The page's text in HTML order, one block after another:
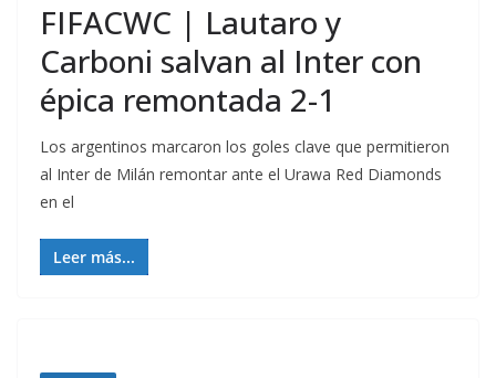
FIFACWC | Lautaro y
Carboni salvan al Inter con
épica remontada 2-1
Los argentinos marcaron los goles clave que permitieron
al Inter de Milán remontar ante el Urawa Red Diamonds
en el
Leer más...